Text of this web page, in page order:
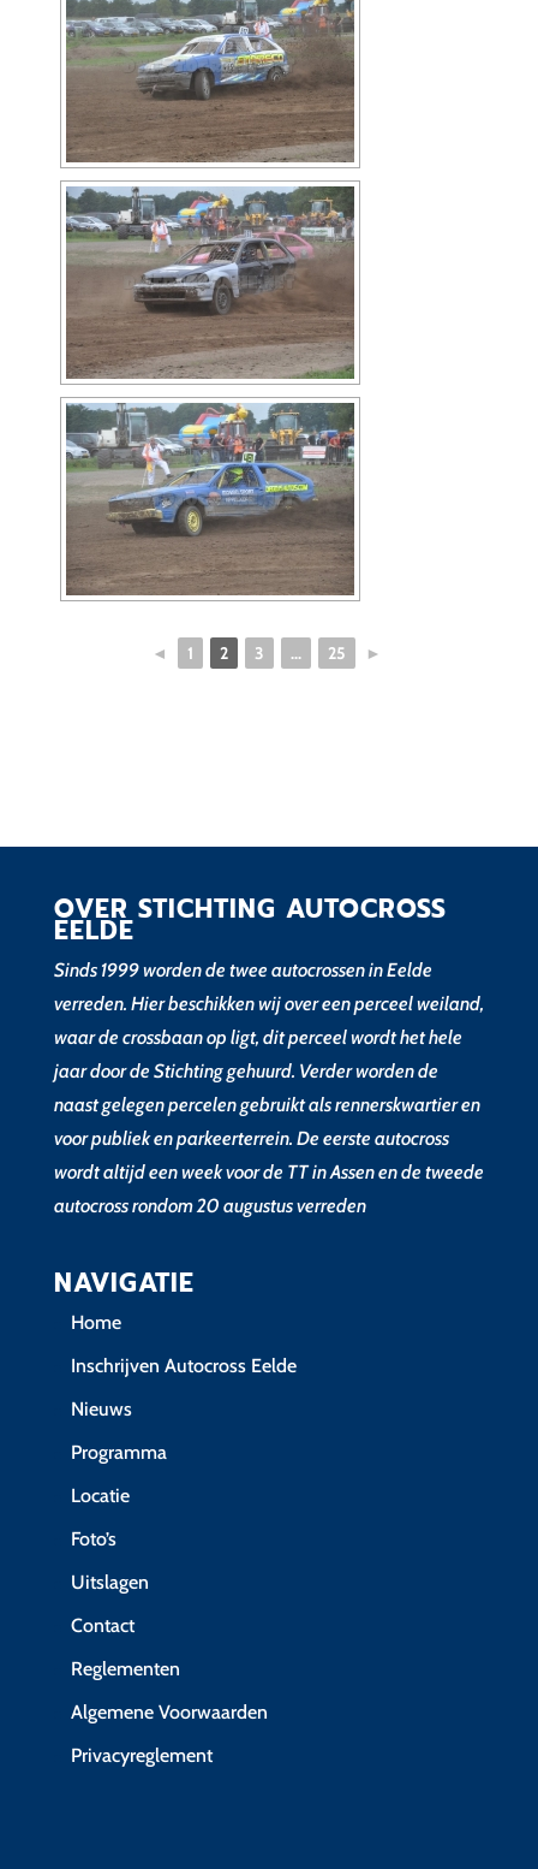
◄ 1 2 3 ... 25 ►
OVER STICHTING AUTOCROSS
EELDE
Sinds 1999 worden de twee autocrossen in Eelde
verreden. Hier beschikken wij over een perceel weiland,
waar de crossbaan op ligt, dit perceel wordt het hele
jaar door de Stichting gehuurd. Verder worden de
naast gelegen percelen gebruikt als rennerskwartier en
voor publiek en parkeerterrein. De eerste autocross
wordt altijd een week voor de TT in Assen en de tweede
autocross rondom 20 augustus verreden
NAVIGATIE
Home
Inschrijven Autocross Eelde
Nieuws
Programma
Locatie
Foto’s
Uitslagen
Contact
Reglementen
Algemene Voorwaarden
Privacyreglement